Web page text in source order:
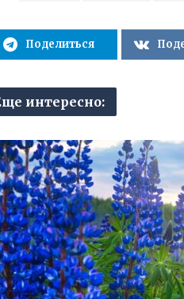
Поделиться
интересно: